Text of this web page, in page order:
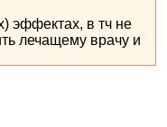
эффектах, в тч не
лечащему врачу и